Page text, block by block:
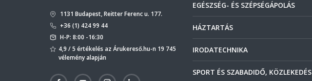
1131 Budapest, Reitter Ferenc u. 177.
+36 (1) 424 99 44
H-P: 8:00 -16:30
4,9 / 5 értékelés az Árukereső.hu-n 19 745
vélemény alapján
EGÉSZSÉG- ÉS SZÉPSÉGÁPOLÁS
HÁZTARTÁS
IRODATECHNIKA
SPORT ÉS SZABADIDŐ, KÖZLEKEDÉS